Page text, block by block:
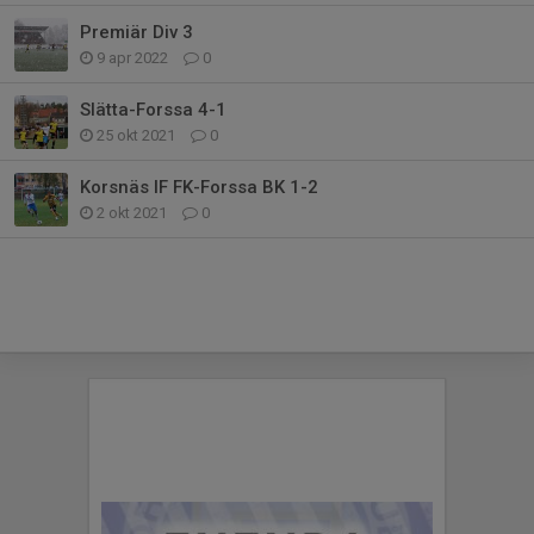
Premiär Div 3
9 apr 2022 0
Slätta-Forssa 4-1
25 okt 2021 0
Korsnäs IF FK-Forssa BK 1-2
2 okt 2021 0